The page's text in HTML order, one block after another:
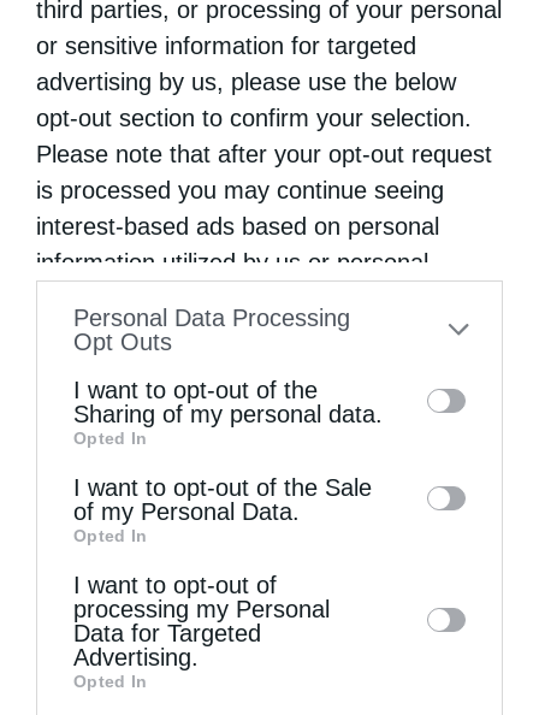
third parties, or processing of your personal
or sensitive information for targeted
advertising by us, please use the below
opt-out section to confirm your selection.
Please note that after your opt-out request
is processed you may continue seeing
interest-based ads based on personal
information utilized by us or personal
to your opt-out. You may separately opt-out
information by third parties on the IAB’s list
of downstream participants. This
information may also be disclosed by us to
third parties on theIAB’s List of
Downstream Participants
disclose it to other third parties.
Personal Data Processing
Opt Outs
I want to opt-out of the
Sharing of my personal data.
Opted In
I want to opt-out of the Sale
of my Personal Data.
Opted In
I want to opt-out of
processing my Personal
Data for Targeted
Advertising.
Opted In
Επόμενο άρθρο
Οικ. Πατριαρχείο και πνευματική εποπτεία των
ελληνόφωνων στην Εκκλησία της Ελλάδος (1908) –
Αφιέρωμα στην “Κιβωτό της Ορθοδοξίας”
ΔΕΙΤΕ ΕΠΙΣΗΣ
Δημητριάδος Ιγνάτιος: «Να φτάσουμε
προετοιμασμένοι στο Πάσχα του...